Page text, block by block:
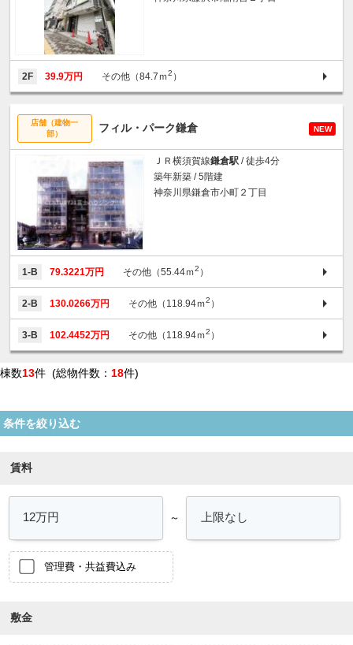
2F 39.9万円 その他（84.7ｍ2 ）
店舗（建物一
部）
フィル・パーク鎌倉 NEW
ＪＲ横須賀線鎌倉駅 / 徒歩4分
築年新築 / 5階建
神奈川県鎌倉市小町２丁目
1-B 79.3221万円 その他（55.44ｍ2 ）
2-B 130.0266万円 その他（118.94ｍ2 ）
3-B 102.4452万円 その他（118.94ｍ2 ）
棟数13件 (総物件数： 18件)
条件を絞り込む
賃料
～
管理費・共益費込み
敷金